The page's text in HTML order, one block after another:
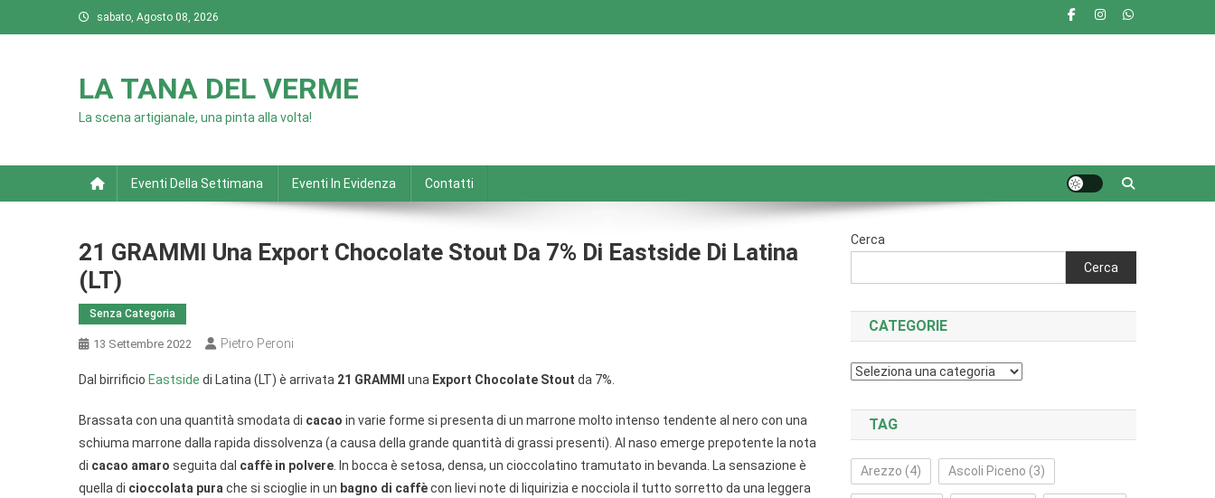
to
sabato, Agosto 08, 2026
LA TANA DEL VERME
La scena artigianale, una pinta alla volta!
Eventi Della Settimana Eventi In Evidenza Contatti
21 GRAMMI Una Export Chocolate Stout Da 7% Di Eastside Di Latina
(LT)
Senza Categoria
13 Settembre 2022 Pietro Peroni
Dal birrificio Eastside di Latina (LT) è arrivata 21 GRAMMI una Export Chocolate Stout da 7%.
Brassata con una quantità smodata di cacao in varie forme si presenta di un marrone molto intenso tendente al nero con una
schiuma marrone dalla rapida dissolvenza (a causa della grande quantità di grassi presenti). Al naso emerge prepotente la nota
di cacao amaro seguita dal caffè in polvere . In bocca è setosa, densa, un cioccolatino tramutato in bevanda. La sensazione è
quella di cioccolata pura che si scioglie in un bagno di caffècon lievi note di liquirizia e nocciola il tutto sorretto da una leggera
Cerca
Cerca
CATEGORIE
Categorie
TAG
Arezzo (4) Ascoli Piceno (3)